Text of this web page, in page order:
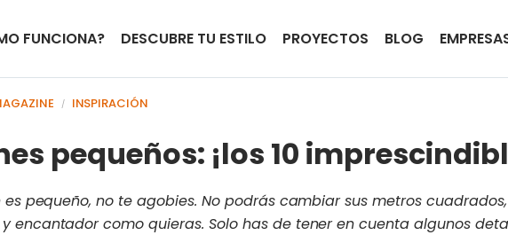
FUNCIONA? DESCUBRE TU ESTILO PROYECTOS BLOG
/ INSPIRACIÓN
pequeños: ¡los 10
es pequeño, no te agobies. No podrás cambiar sus metros
encantador como quieras. Solo has de tener en cuenta algunos